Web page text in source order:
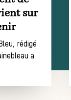
de
sur
rédigé
a